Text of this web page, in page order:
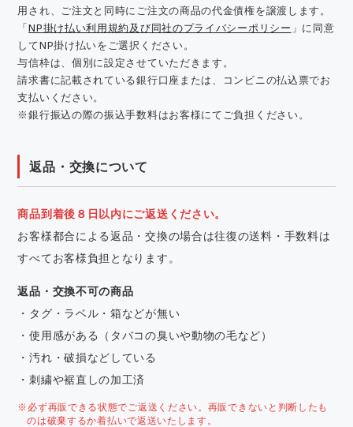
用され、ご注文と同時にご注文の商品の代金債権を譲渡します。
「NP掛け払い利用規約及び同社のプライバシーポリシー 」に同意
してNP掛け払いをご選択ください。
与信枠は、個別に設定させていただきます。
請求書に記載されている銀行口座または、コンビニの払込票でお
支払いください。
※銀行振込の際の振込手数料はお客様にてご負担ください。
返品・交換について
商品到着後８日以内にご返送ください。
お客様都合による返品・交換の場合は往復の送料・手数料は
すべてお客様負担となります。
返品・交換不可の商品
・タグ・ラベル・箱などが無い
・使用感がある（タバコの臭いや動物の毛など）
・汚れ・破損などしている
・刺繍や裾直しの加工済
※必ず再販できる状態でご返送ください。再販できないと判断したも
のは破棄するか着払いで返送いたします。